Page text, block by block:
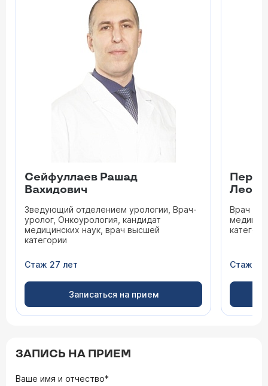
Сейфуллаев Рашад
Вахидович
Зведующий отделением урологии, Врач-
уролог, Онкоурология, кандидат
медицинских наук, врач высшей
категории
Стаж 27 лет
Записаться на прием
Врач
Стаж 45
ЗАПИСЬ НА ПРИЕМ
Ваше имя и отчество*